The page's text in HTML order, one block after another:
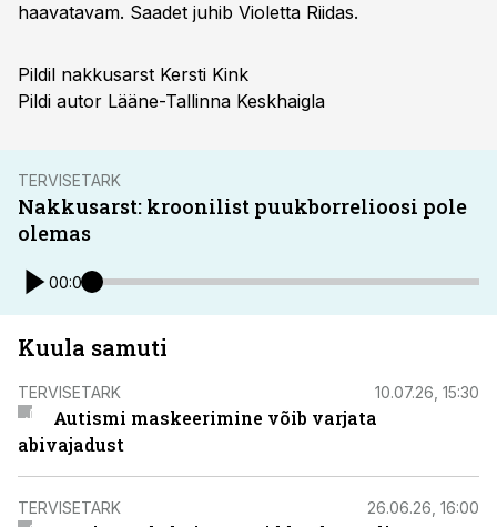
haavatavam. Saadet juhib Violetta Riidas.
Pildil nakkusarst Kersti Kink
Pildi autor Lääne-Tallinna Keskhaigla
TERVISETARK
Nakkusarst: kroonilist puukborrelioosi pole
olemas
00:00
Kuula samuti
TERVISETARK 10.07.26, 15:30
Autismi maskeerimine võib varjata
abivajadust
TERVISETARK 26.06.26, 16:00